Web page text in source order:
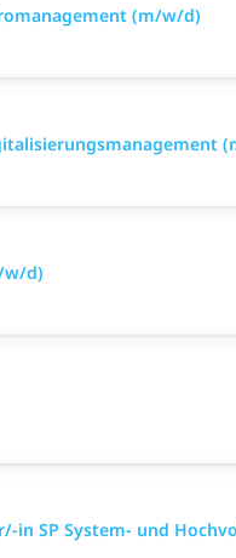
(m/w/d)
w/d)
in SP System- und